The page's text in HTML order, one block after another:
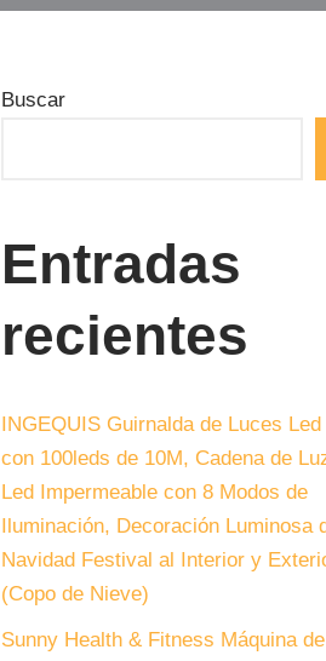
Buscar
Entradas
recientes
INGEQUIS Guirnalda de Luces Led
con 100leds de 10M, Cadena de
Led Impermeable con 8 Modos de
Iluminación, Decoración Luminosa
Navidad Festival al Interior y
(Copo de Nieve)
Sunny Health & Fitness Máquina de